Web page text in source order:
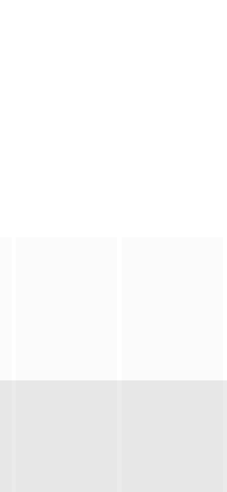
生又残酷的世界里，
惨重，袁政委不幸牺牲。杨团长指挥突围，季
室的儿子，勇往直前与不明生物“人鱼”斗智斗
苏琳苦练口语并争取
令要求真打实抗，虽引发哗然，却获赏识调任
少年神探慕天行携竹马神探社成员横扫诡事，